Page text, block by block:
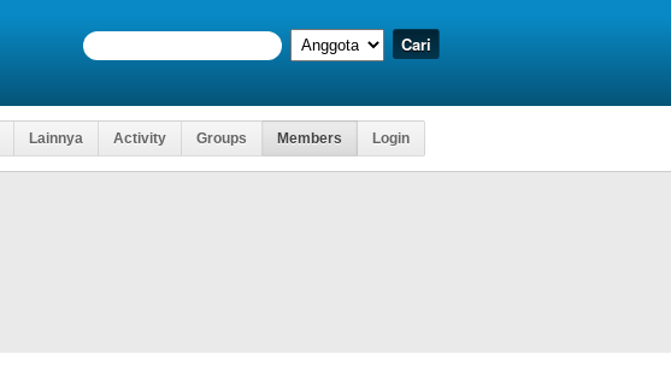
Lainnya Activity Groups Members Login